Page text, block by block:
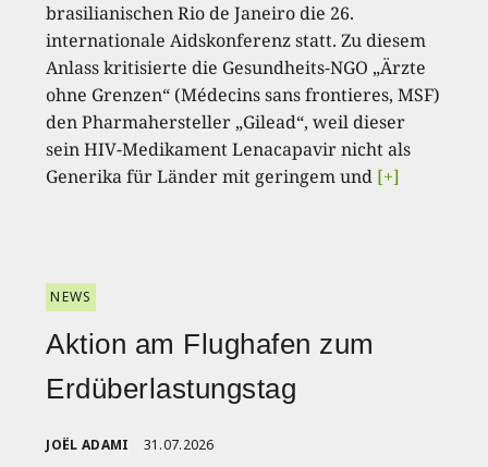
brasilianischen Rio de Janeiro die 26.
internationale Aidskonferenz statt. Zu diesem
Anlass kritisierte die Gesundheits-NGO „Ärzte
ohne Grenzen“ (Médecins sans frontieres, MSF)
den Pharmahersteller „Gilead“, weil dieser
sein HIV-Medikament Lenacapavir nicht als
Generika für Länder mit geringem und [+]
NEWS
Aktion am Flughafen zum
Erdüberlastungstag
JOËL ADAMI 31.07.2026